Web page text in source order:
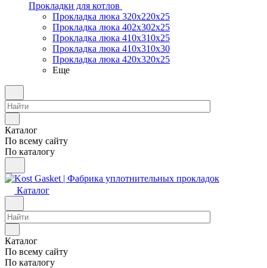
Прокладки для котлов
Прокладка люка 320x220x25
Прокладка люка 402x302x25
Прокладка люка 410x310x25
Прокладка люка 410х310х30
Прокладка люка 420x320x25
Еще
Каталог
По всему сайту
По каталогу
Каталог
Каталог
По всему сайту
По каталогу